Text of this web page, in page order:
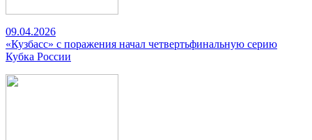
09.04.2026
«Кузбасс» с поражения начал четвертьфинальную серию
Кубка России